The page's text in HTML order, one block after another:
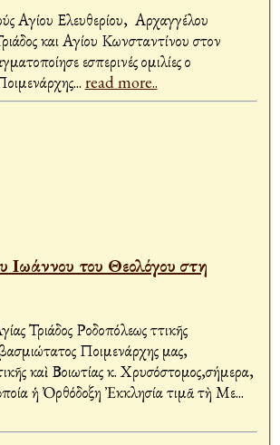
Ελευθερίου, Αρχαγγέλου
εσπερινές ομιλίες ο
... read more..
Ιωάννου του Θεολόγου στη
Τριάδος Ροδοπόλεως Ἀττικῆς
Ποιμενάρχης μας,
καὶ Βοιωτίας κ. Χρυσόστομος,σήμερα,
ἡ Ὀρθόδοξη Ἐκκλησία τιμᾶ τὴ Με...